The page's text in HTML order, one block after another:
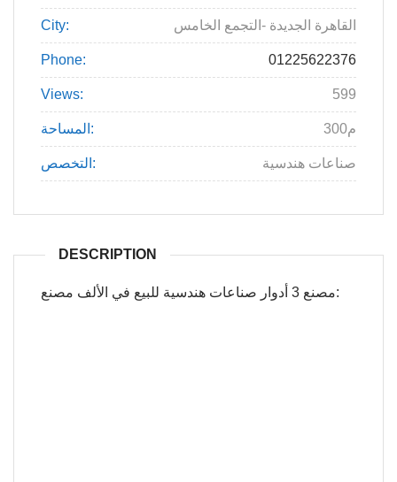
City: القاهرة الجديدة -التجمع الخامس
Phone: 01225622376
Views: 599
المساحة: 300م
التخصص: صناعات هندسية
DESCRIPTION
مصنع 3 أدوار صناعات هندسية للبيع في الألف مصنع: